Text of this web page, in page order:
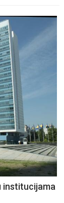
institucijama